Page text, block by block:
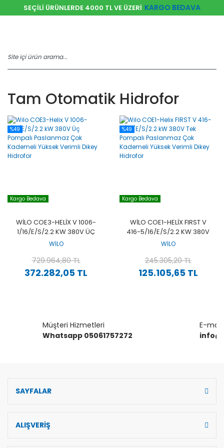
SEÇİLİ ÜRÜNLERDE 4000 TL VE ÜZERİ KARGO BEDAVA
Tam Otomatik Hidrofor
%49
Kargo Bedava
WILO COE3-HELIX V 1006-
1/16/E/S/2.2 KW 380V ÜÇ
POMPALI PASLANMAZ ÇOK
DIKEY HIDROFOR
WİLO
372.282,05 TL
729.964,80 TL
%49
Kargo Bedava
WILO COE1-HELIX FIRST V
416-5/16/E/S/2.2 KW 380V
TEK POMPALI PASLANMAZ
VERIMLI DIKEY HIDROFOR
WİLO
125.105,65 TL
245.305,20 TL
Müşteri Hizmetleri
Whatsapp 05061757272
E-mail
SAYFALAR
ALIŞVERİŞ